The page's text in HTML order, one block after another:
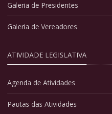
Galeria de Presidentes
Galeria de Vereadores
ATIVIDADE LEGISLATIVA
Agenda de Atividades
Pautas das Atividades